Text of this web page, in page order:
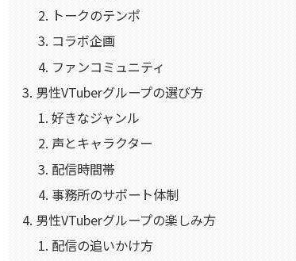
トークのテンポ
コラボ企画
ファンコミュニティ
男性VTuberグループの選び方
好きなジャンル
声とキャラクター
配信時間帯
事務所のサポート体制
男性VTuberグループの楽しみ方
配信の追いかけ方